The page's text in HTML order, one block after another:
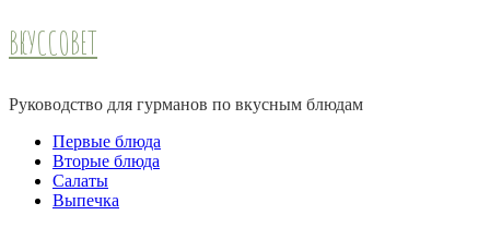
ВКУССОВЕТ
Руководство для гурманов по вкусным блюдам
Первые блюда
Вторые блюда
Салаты
Выпечка